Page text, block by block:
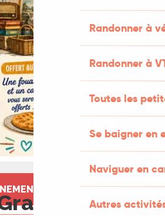
Randonner à
Randonner à
Toutes les
Se baigner en
Naviguer en
Autres
coordonnées
TERMINÉ